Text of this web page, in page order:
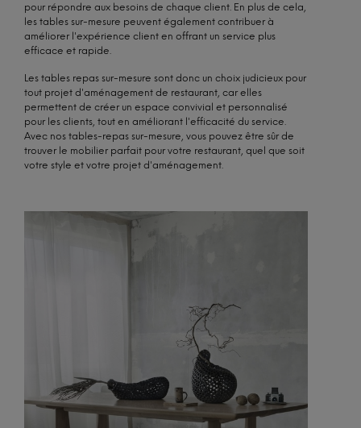
pour répondre aux besoins de chaque client. En plus de cela,
les tables sur-mesure peuvent également contribuer à
améliorer l'expérience client en offrant un service plus
efficace et rapide.
Les tables repas sur-mesure sont donc un choix judicieux pour
tout projet d'aménagement de restaurant, car elles
permettent de créer un espace convivial et personnalisé
pour les clients, tout en améliorant l'efficacité du service.
Avec nos tables-repas sur-mesure, vous pouvez être sûr de
trouver le mobilier parfait pour votre restaurant, quel que soit
votre style et votre projet d'aménagement.